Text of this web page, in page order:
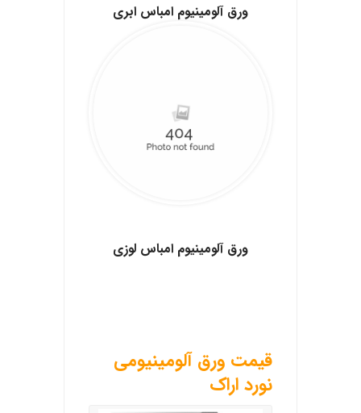
ورق آلومینیوم امباس ابری
ورق آلومينيوم امباس لوزی
قیمت ورق آلومینیومی
نورد اراک